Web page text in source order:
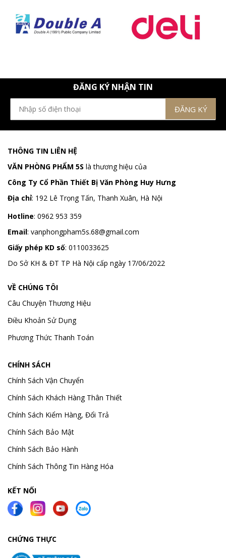
ĐĂNG KÝ NHẬN TIN
THÔNG TIN LIÊN HỆ
VĂN PHÒNG PHẨM 5S là thương hiệu của
Công Ty Cổ Phần Thiết Bị Văn Phòng Huy Hưng
Địa chỉ: 192 Lê Trọng Tấn, Thanh Xuân, Hà Nội
Hotline: 0962 953 359
Email: vanphongpham5s.68@gmail.com
Giấy phép KD số: 0110033625
Do Sở KH & ĐT TP Hà Nội cấp ngày 17/06/2022
VỀ CHÚNG TÔI
Câu Chuyện Thương Hiệu
Điều Khoản Sử Dụng
Phương Thức Thanh Toán
CHÍNH SÁCH
Chính Sách Vận Chuyển
Chính Sách Khách Hàng Thân Thiết
Chính Sách Kiểm Hàng, Đổi Trả
Chính Sách Bảo Mật
Chính Sách Bảo Hành
Chính Sách Thông Tin Hàng Hóa
KẾT NỐI
CHỨNG THỰC